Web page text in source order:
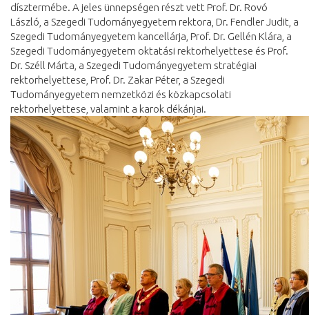
dísztermébe. A jeles ünnepségen részt vett Prof. Dr. Rovó
László, a Szegedi Tudományegyetem rektora, Dr. Fendler Judit, a
Szegedi Tudományegyetem kancellárja, Prof. Dr. Gellén Klára, a
Szegedi Tudományegyetem oktatási rektorhelyettese és Prof.
Dr. Széll Márta, a Szegedi Tudományegyetem stratégiai
rektorhelyettese, Prof. Dr. Zakar Péter, a Szegedi
Tudományegyetem nemzetközi és közkapcsolati
rektorhelyettese, valamint a karok dékánjai.